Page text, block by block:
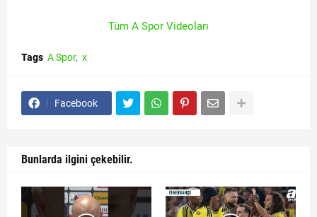
Tüm A Spor Videoları
Tags A Spor x
Facebook
Bunlarda ilgini çekebilir.